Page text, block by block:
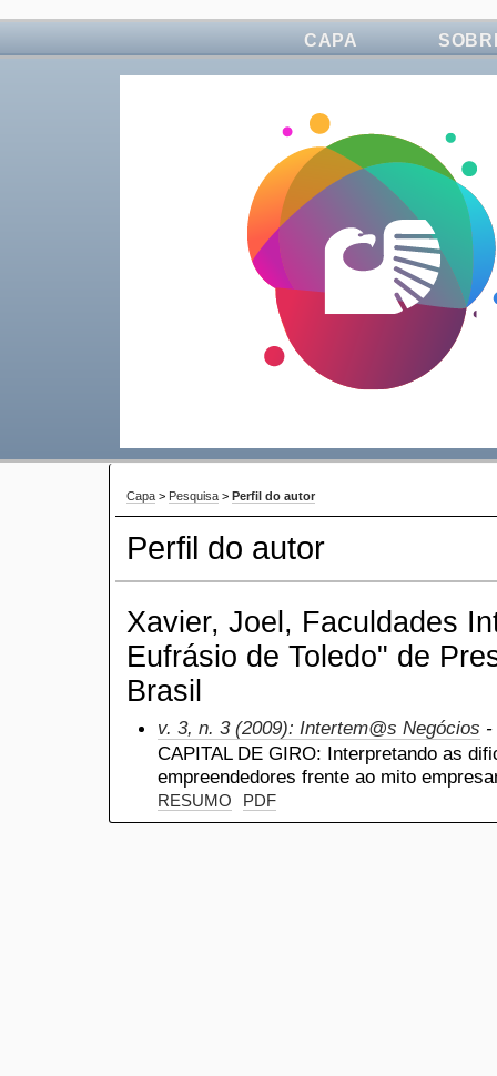
CAPA
Capa > Pesquisa > Perfil do autor
Perfil do autor
Xavier, Joel, Faculdades
Eufrásio de Toledo" de
Brasil
v. 3, n. 3 (2009): Intertem@s Negócios -
CAPITAL DE GIRO: Interpretando as
empreendedores frente ao mito
RESUMO PDF